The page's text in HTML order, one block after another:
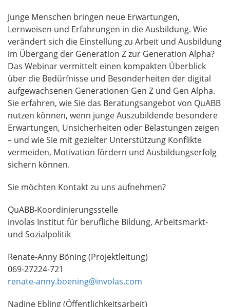
Junge Menschen bringen neue Erwartungen,
Lernweisen und Erfahrungen in die Ausbildung. Wie
verändert sich die Einstellung zu Arbeit und Ausbildung
im Übergang der Generation Z zur Generation Alpha?
Das Webinar vermittelt einen kompakten Überblick
über die Bedürfnisse und Besonderheiten der digital
aufgewachsenen Generationen Gen Z und Gen Alpha.
Sie erfahren, wie Sie das Beratungsangebot von QuABB
nutzen können, wenn junge Auszubildende besondere
Erwartungen, Unsicherheiten oder Belastungen zeigen
– und wie Sie mit gezielter Unterstützung Konflikte
vermeiden, Motivation fördern und Ausbildungserfolg
sichern können.
Sie möchten Kontakt zu uns aufnehmen?
QuABB-Koordinierungsstelle
involas Institut für berufliche Bildung, Arbeitsmarkt-
und Sozialpolitik
Renate-Anny Böning (Projektleitung)
069-27224-721
renate-anny.boening@involas.com
Nadine Ebling (Öffentlichkeitsarbeit)